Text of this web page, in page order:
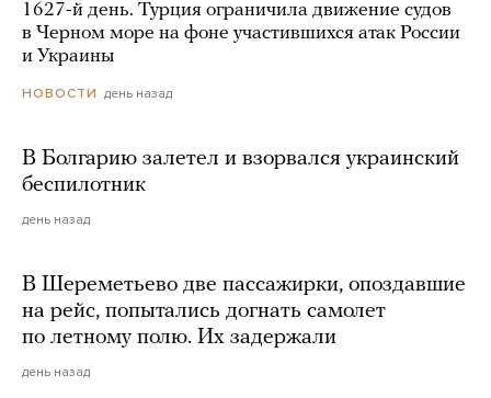
1627-й день. Турция ограничила движение судов
в Черном море на фоне участившихся атак России
и Украины
НОВОСТИ день назад
В Болгарию залетел и взорвался украинский
беспилотник
день назад
В Шереметьево две пассажирки, опоздавшие
на рейс, попытались догнать самолет
по летному полю. Их задержали
день назад